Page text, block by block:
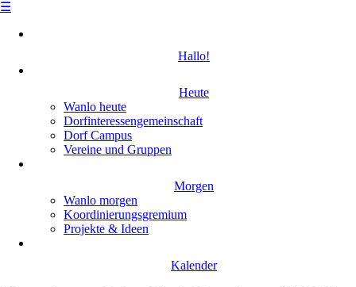
☰
Skip
Hallo!
Heute
Wanlo heute
Dorfinteressengemeinschaft
Dorf Campus
Vereine und Gruppen
Morgen
Wanlo morgen
Koordinierungsgremium
Projekte & Ideen
Kalender